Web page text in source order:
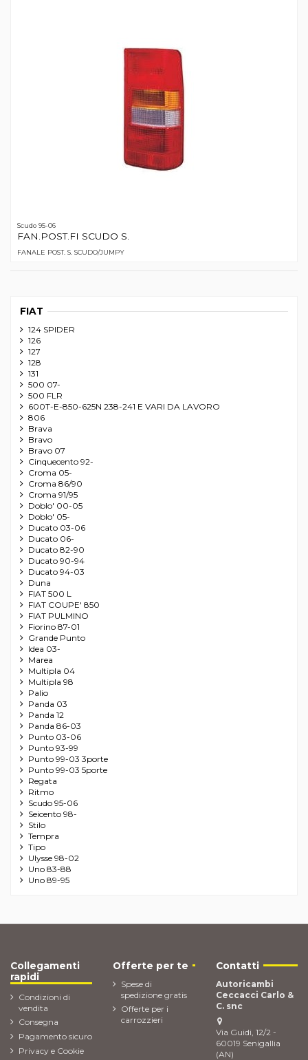
Scudo 95-06
FAN.POST.FI SCUDO S.
FANALE POST. S. SCUDO/JUMPY
FIAT
124 SPIDER
126
127
128
131
500 07-
500 FLR
600T-E-850-625N 238-241 E VARI DA LAVORO
806
Brava
Bravo
Bravo 07
Cinquecento 92-
Croma 05-
Croma 86/90
Croma 91/95
Doblo' 00-05
Doblo' 05-
Ducato 03-06
Ducato 06-
Ducato 82-90
Ducato 90-94
Ducato 94-03
Duna
FIAT 500 L
FIAT COUPE' 850
FIAT PULMINO
Fiorino 87-01
Grande Punto
Idea 03-
Marea
Multipla 04
Multipla 98
Palio
Panda 03
Panda 12
Panda 86-03
Punto 03-06
Punto 93-99
Punto 99-03 3porte
Punto 99-03 5porte
Regata
Ritmo
Scudo 95-06
Seicento 98-
Stilo
Tempra
Tipo
Ulysse 98-02
Uno 83-88
Uno 89-95
Collegamenti
rapidi
Condizioni di
vendita
Consegna
Pagamento sicuro
Privacy e Cookie
Offerte per te
Spese di
spedizione gratis
Offerte per i
carrozzieri
Contatti
Autoricambi
Ceccacci Carlo &
C. snc
Via Guidi, 12/2 -
60019 Senigallia
(AN)